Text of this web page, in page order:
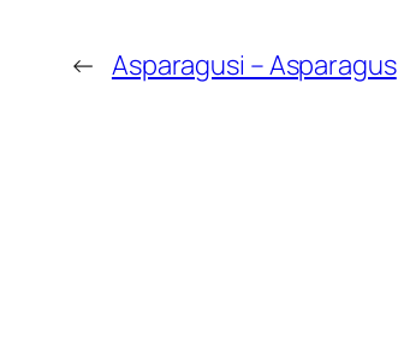
← Asparagusi – Asparagus